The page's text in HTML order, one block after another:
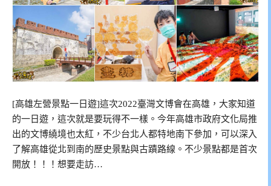
[高雄左營景點一日遊]這次2022臺灣文博會在高雄，大家知道
的一日遊，這次就是要玩得不一樣。今年高雄市政府文化局推
出的文博繞境也太紅，不少台北人都特地南下參加，可以深入
了解高雄從北到南的歷史景點與古蹟路線。不少景點都是首次
開放！！！想要走訪…